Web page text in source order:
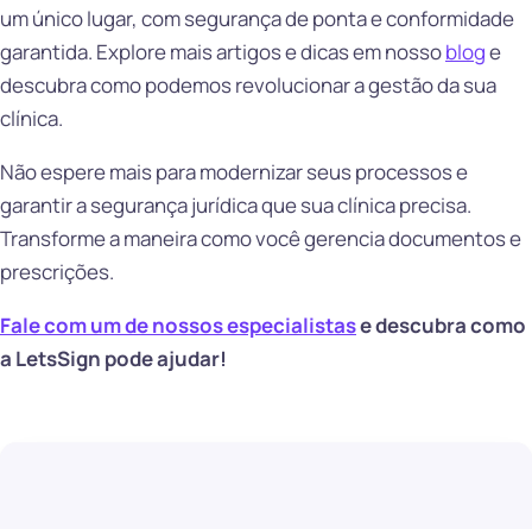
um único lugar, com segurança de ponta e conformidade
garantida. Explore mais artigos e dicas em nossobloge
descubra como podemos revolucionar a gestão da sua
clínica.
Não espere mais para modernizar seus processos e
garantir a segurança jurídica que sua clínica precisa.
Transforme a maneira como você gerencia documentos e
prescrições.
Fale com um de nossos especialistase descubra como
a LetsSign pode ajudar!